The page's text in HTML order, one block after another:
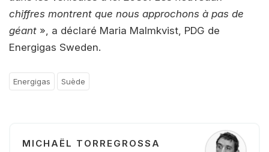
chiffres montrent que nous approchons à pas de
géant », a déclaré Maria Malmkvist, PDG de
Energigas Sweden.
Energigas Suède
MICHAËL TORREGROSSA